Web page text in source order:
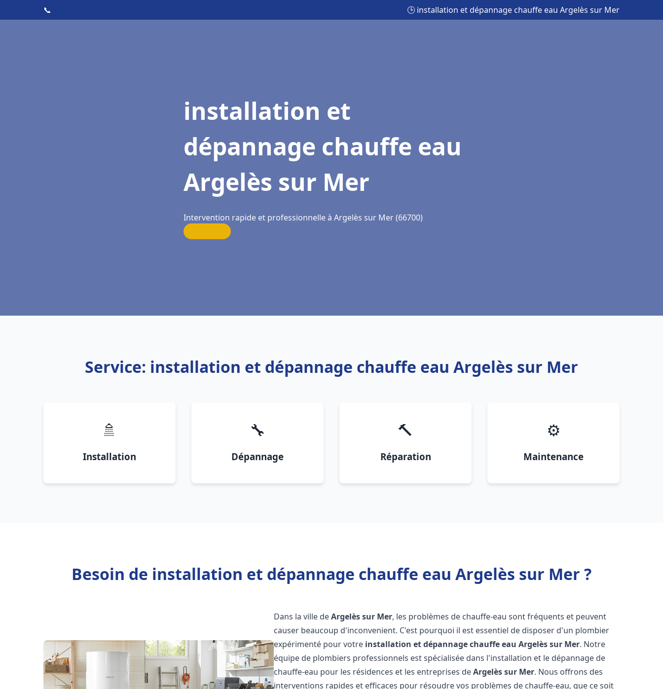
📞 🕒 installation et dépannage chauffe eau Argelès sur Mer
installation et
dépannage chauffe eau
Argelès sur Mer
Intervention rapide et professionnelle à Argelès sur Mer (66700)
Service: installation et dépannage chauffe eau Argelès sur Mer
🚿
Installation
🔧
Dépannage
🔨
Réparation
⚙️
Maintenance
Besoin de installation et dépannage chauffe eau Argelès sur Mer ?
Dans la ville deArgelès sur Mer, les problèmes de chauffe-eau sont fréquents et peuvent
causer beaucoup d'inconvenient. C'est pourquoi il est essentiel de disposer d'un plombier
expérimenté pour votre installation et dépannage chauffe eau Argelès sur Mer. Notre
équipe de plombiers professionnels est spécialisée dans l'installation et le dépannage de
chauffe-eau pour les résidences et les entreprises deArgelès sur Mer. Nous offrons des
interventions rapides et efficaces pour résoudre vos problèmes de chauffe-eau, que ce soit